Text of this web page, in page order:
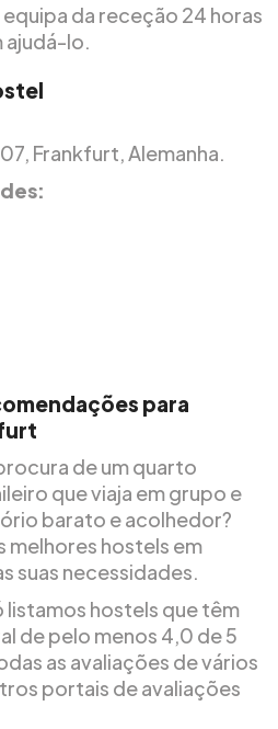
da receção 24 horas
ajudá-lo.
Frankfurt, Alemanha.
para
de um quarto
que viaja em grupo e
barato e acolhedor?
melhores hostels em
suas necessidades.
listamos hostels que têm
de pelo menos 4,0 de 5
as avaliações de vários
portais de avaliações